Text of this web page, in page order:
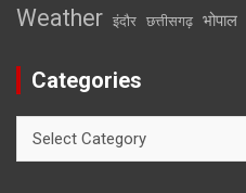
Weather इंदौर छत्तीसगढ़ भोपाल
Categories